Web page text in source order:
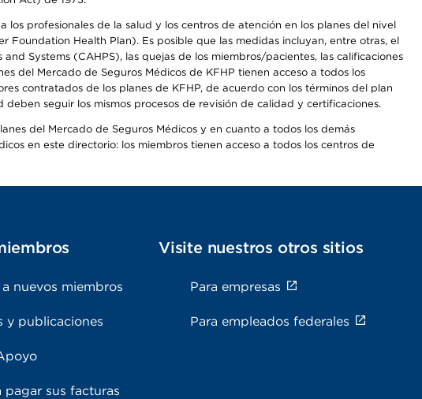
profesionales de la salud y los centros de atención en los planes del nivel
Foundation Health Plan). Es posible que las medidas incluyan, entre otras, el
Systems (CAHPS), las quejas de los miembros/pacientes, las calificaciones
del Mercado de Seguros Médicos de KFHP tienen acceso a todos los
contratados de los planes de KFHP, de acuerdo con los términos del plan
seguir los mismos procesos de revisión de calidad y certificaciones.
del Mercado de Seguros Médicos y en cuanto a todos los demás
en este directorio: los miembros tienen acceso a todos los centros de
nuevos miembros
y publicaciones
pagar sus facturas
Visite nuestros otros sitios
Para empresas
Para empleados federales